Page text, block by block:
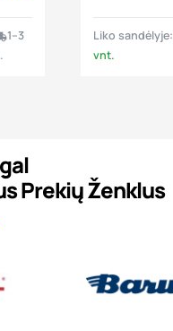
1–3
Liko sandėlyje:
vnt.
Prekių Ženklus